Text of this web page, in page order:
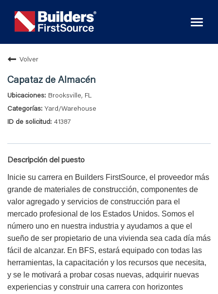
Volver
Capataz de Almacén
Brooksville, FL
Yard/Warehouse
41387
Descripción del puesto
Inicie su carrera en Builders FirstSource, el proveedor más
grande de materiales de construcción, componentes de
valor agregado y servicios de construcción para el
mercado profesional de los Estados Unidos. Somos el
número uno en nuestra industria y ayudamos a que el
sueño de ser propietario de una vivienda sea cada día más
fácil de alcanzar. En BFS, estará equipado con todas las
herramientas, la capacitación y los recursos que necesita,
y se le motivará a probar cosas nuevas, adquirir nuevas
experiencias y construir una carrera con horizontes